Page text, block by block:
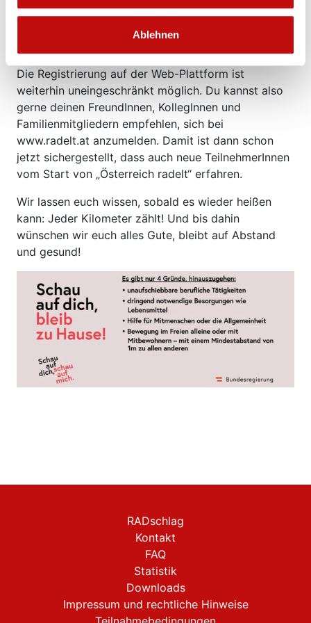
Ablehnen
Media, sobald ein Termin für den Start der
Hauptaktion feststeht. Dann können auch unsere
Die Registrierung auf der Web-Plattform ist
weiterhin uneingeschränkt möglich. Du kannst also
gerne deinen FreundInnen, KollegInnen und
Familienmitgliedern empfehlen, sich bei
www.radelt.at anzumelden. Damit ist dann schon
jetzt sichergestellt, dass auch neue TeilnehmerInnen
vom Start von „Österreich radelt“ erfahren.
Wir lassen euch wissen, sobald es wieder heißen
kann: Jeder Kilometer zählt! Und bis dahin
wünschen wir euch alles Gute, bleibt auf Abstand
und gesund!
RADschlag
Kontakt
FAQ
Statistik
Downloads
Impressum und rechtliche Hinweise